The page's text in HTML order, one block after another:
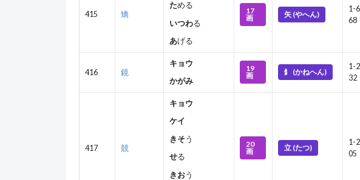
415 矯
ためる
いつわる
あげる
17
画
矢 (やへん)
1-
68
416 鏡
キョウ
かがみ
19
画
釒 (かねへん)
1-
32
417 競
キョウ
ケイ
きそう
せる
きおう
20
画
立 (たつ)
1-
05